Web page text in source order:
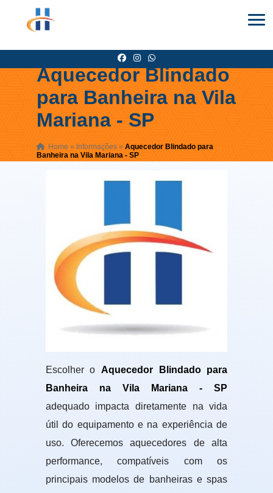
Aquecedor Blindado
para Banheira na Vila
Mariana - SP
Home » Informações » Aquecedor Blindado para
Banheira na Vila Mariana - SP
Escolher o Aquecedor Blindado para
Banheira na Vila Mariana - SP
adequado impacta diretamente na vida
útil do equipamento e na experiência de
uso. Oferecemos aquecedores de alta
performance, compatíveis com os
principais modelos de banheiras e spas